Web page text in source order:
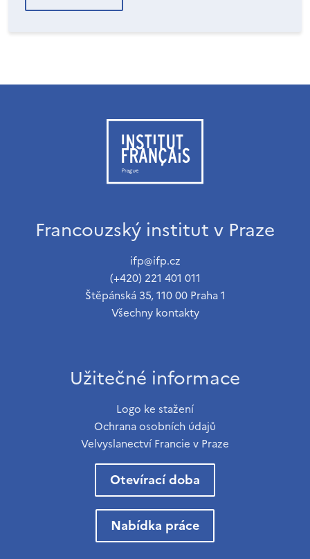
Francouzský institut v Praze
ifp@ifp.cz
(+420) 221 401 011
Štěpánská 35, 110 00 Praha 1
Všechny kontakty
Užitečné informace
Logo ke stažení
Ochrana osobních údajů
Velvyslanectví Francie v Praze
Otevírací doba
Nabídka práce